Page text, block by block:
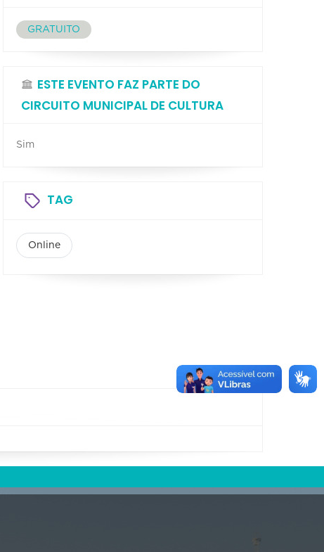
GRATUITO
ESTE EVENTO FAZ PARTE DO
CIRCUITO MUNICIPAL DE CULTURA
Sim
TAG
Online